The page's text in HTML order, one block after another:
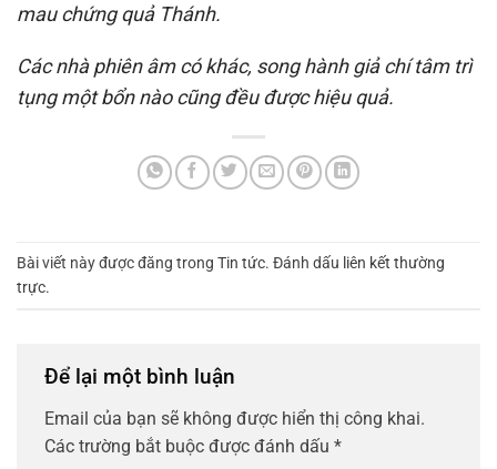
mau chứng quả Thánh.
Các nhà phiên âm có khác, song hành giả chí tâm trì
tụng một bổn nào cũng đều được hiệu quả.
Bài viết này được đăng trong Tin tức. Đánh dấu liên kết thường
trực.
Để lại một bình luận
Email của bạn sẽ không được hiển thị công khai.
Các trường bắt buộc được đánh dấu *